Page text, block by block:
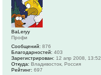
ВаLeryy
Профи
Сообщений: 876
Благодарностей: 403
Зарегистрирован: 12 апр 2008, 13:52
Откуда: Владивосток, Россия
Рейтинг: 697